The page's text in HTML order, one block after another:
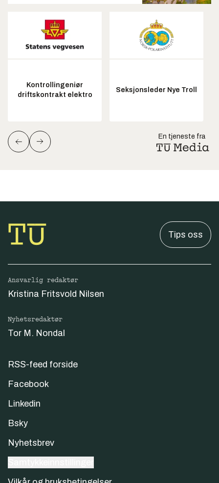
Kontrollingeniør
driftskontrakt elektro
Seksjonsleder Nye Troll
En tjeneste fra
Tips oss
Ansvarlig redaktør
Kristina Fritsvold Nilsen
Nyhetsredaktør
Tor M. Nondal
RSS-feed forside
Facebook
Linkedin
Bsky
Nyhetsbrev